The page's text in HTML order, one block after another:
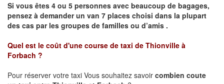
Si vous êtes 4 ou 5 personnes avec beaucoup de bagages,
pensez à demander un van 7 places choisi dans la plupart
des cas par les groupes de familles ou d’amis .
Quel est le coût d'une course de taxi de Thionville à
Forbach ?
Pour réserver votre taxi Vous souhaitez savoir combien coute